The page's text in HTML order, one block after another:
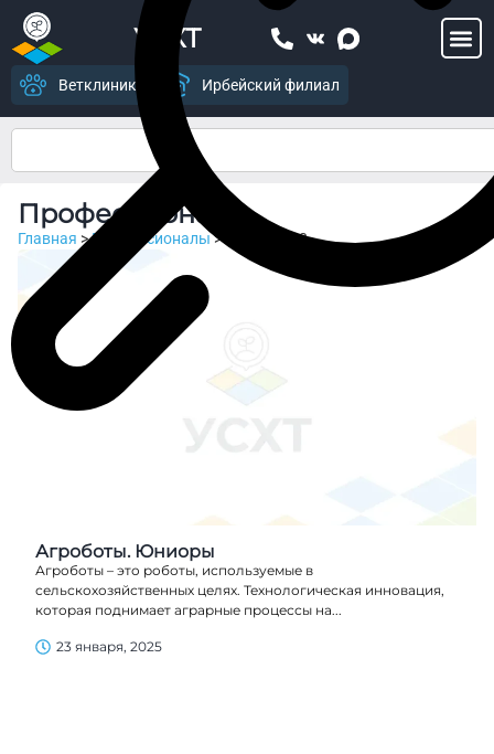
УСХТ
Ветклиника Ирбейский филиал
Профессионалы
Главная >Профессионалы> Страница 3
Агроботы. Юниоры
Агроботы – это роботы, используемые в
сельскохозяйственных целях. Технологическая инновация,
которая поднимает аграрные процессы на...
23 января, 2025